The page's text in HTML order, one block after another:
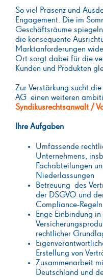
So viel Präsenz und
Engagement. Die im
Geschäftsräume
die konsequente
Marktanforderungen
Ort sorgt dabei für die
Kunden und Produkten
Zur Verstärkung sucht
AG einen weiteren
Syndikusrechtsanwalt /
Ihre Aufgaben
Umfassende
Unternehmens,
Fachabteilungen
Niederlassungen
Betreuung des
der DSGVO und
Compliance-Regeln
Enge Einbindung
rechtlicher
Erstellung von
Zusammenarbeit
Deutschland und